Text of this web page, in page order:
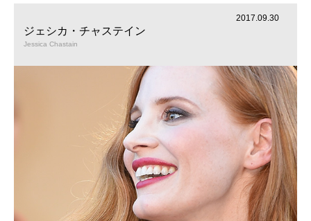
ジェシカ・チャステイン
Jessica Chastain
2017.09.30